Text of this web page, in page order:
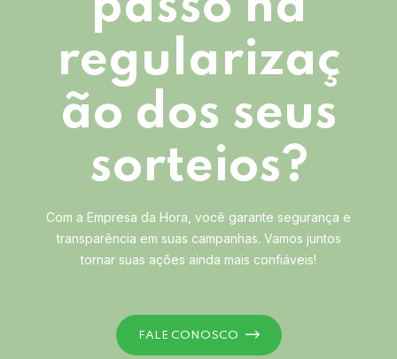
regularizaç
ão dos seus
sorteios?
Com a Empresa da Hora, você garante segurança e
transparência em suas campanhas. Vamos juntos
tornar suas ações ainda mais confiáveis!
FALE CONOSCO